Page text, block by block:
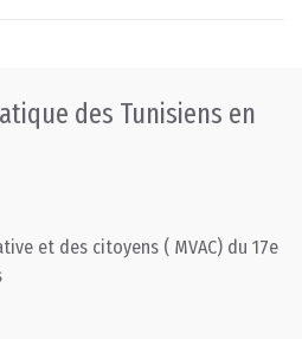
des Tunisiens en
et des citoyens ( MVAC) du 17e